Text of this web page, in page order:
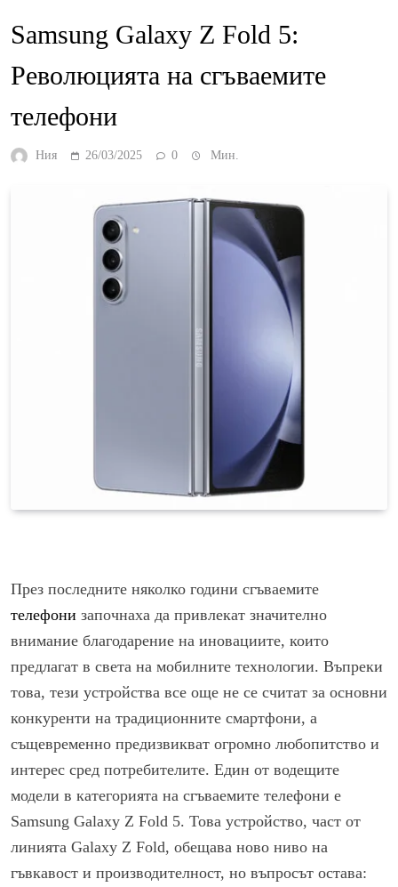
Samsung Galaxy Z Fold 5:
Революцията на сгъваемите
телефони
Ния 26/03/2025 0 Мин.
През последните няколко години сгъваемите
телефони започнаха да привлекат значително
внимание благодарение на иновациите, които
предлагат в света на мобилните технологии. Въпреки
това, тези устройства все още не се считат за основни
конкуренти на традиционните смартфони, а
същевременно предизвикват огромно любопитство и
интерес сред потребителите. Един от водещите
модели в категорията на сгъваемите телефони е
Samsung Galaxy Z Fold 5. Това устройство, част от
линията Galaxy Z Fold, обещава ново ниво на
гъвкавост и производителност, но въпросът остава: